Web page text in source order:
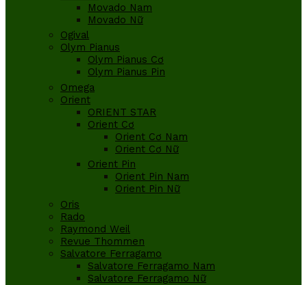
Movado Nam
Movado Nữ
Ogival
Olym Pianus
Olym Pianus Cơ
Olym Pianus Pin
Omega
Orient
ORIENT STAR
Orient Cơ
Orient Cơ Nam
Orient Cơ Nữ
Orient Pin
Orient Pin Nam
Orient Pin Nữ
Oris
Rado
Raymond Weil
Revue Thommen
Salvatore Ferragamo
Salvatore Ferragamo Nam
Salvatore Ferragamo Nữ